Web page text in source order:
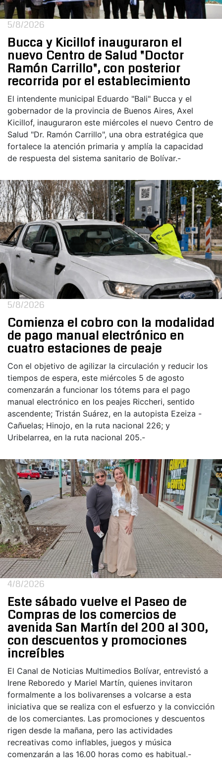
5/8/2026
Bucca y Kicillof inauguraron el
nuevo Centro de Salud "Doctor
Ramón Carrillo", con posterior
recorrida por el establecimiento
El intendente municipal Eduardo "Bali" Bucca y el
gobernador de la provincia de Buenos Aires, Axel
Kicillof, inauguraron este miércoles el nuevo Centro de
Salud "Dr. Ramón Carrillo", una obra estratégica que
fortalece la atención primaria y amplía la capacidad
de respuesta del sistema sanitario de Bolívar.-
5/8/2026
Comienza el cobro con la modalidad
de pago manual electrónico en
cuatro estaciones de peaje
Con el objetivo de agilizar la circulación y reducir los
tiempos de espera, este miércoles 5 de agosto
comenzarán a funcionar los tótems para el pago
manual electrónico en los peajes Riccheri, sentido
ascendente; Tristán Suárez, en la autopista Ezeiza -
Cañuelas; Hinojo, en la ruta nacional 226; y
Uribelarrea, en la ruta nacional 205.-
4/8/2026
Este sábado vuelve el Paseo de
Compras de los comercios de
avenida San Martín del 200 al 300,
con descuentos y promociones
increíbles
El Canal de Noticias Multimedios Bolívar, entrevistó a
Irene Reboredo y Mariel Martín, quienes invitaron
formalmente a los bolivarenses a volcarse a esta
iniciativa que se realiza con el esfuerzo y la convicción
de los comerciantes. Las promociones y descuentos
rigen desde la mañana, pero las actividades
recreativas como inflables, juegos y música
comenzarán a las 16.00 horas como es habitual.-